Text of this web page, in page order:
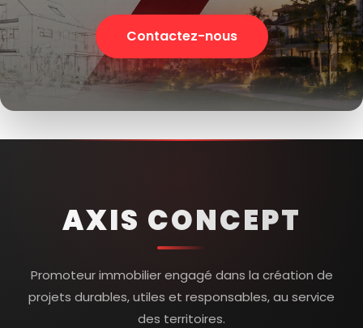
Contactez-nous
AXIS CONCEPT
Promoteur immobilier engagé dans la création de
projets durables, utiles et responsables, au service
des territoires.